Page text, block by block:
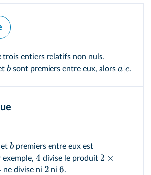
trois entiers relatifs non nuls.
b sont premiers entre eux, alors a c.
et b premiers entre eux est
exemple, 4 divise le produit 2 ×
ne divise ni 2 ni 6.